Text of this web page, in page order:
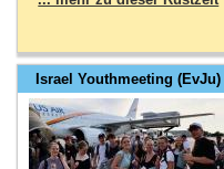
Israel Youthmeeting (EvJu)